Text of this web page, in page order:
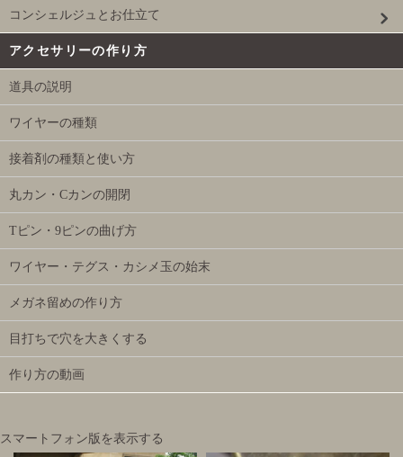
コンシェルジュとお仕立て
アクセサリーの作り方
道具の説明
ワイヤーの種類
接着剤の種類と使い方
丸カン・Cカンの開閉
Tピン・9ピンの曲げ方
ワイヤー・テグス・カシメ玉の始末
メガネ留めの作り方
目打ちで穴を大きくする
作り方の動画
スマートフォン版を表示する